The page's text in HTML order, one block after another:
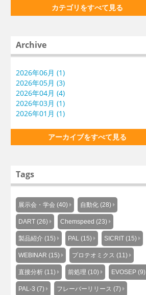
カテゴリをすべて見る
Archive
2026年06月 (1)
2026年05月 (3)
2026年04月 (4)
2026年03月 (1)
2026年01月 (1)
アーカイブをすべて見る
Tags
展示会・学会 (40) 自動化 (28)
DART (26) Chemspeed (23)
製品紹介 (15) PAL (15) SICRIT (15)
WEBINAR (15) プロテオミクス (11)
直接分析 (11) 前処理 (10) EVOSEP (9)
PAL-3 (7) フレーバーリリース (7)